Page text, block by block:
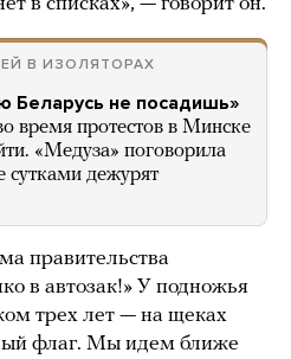
В ИЗОЛЯТОРАХ
Беларусь не посадишь»
время протестов в Минске
«Медуза» поговорила
сутками дежурят
правительства
в автозак!» У подножья
трех лет — на щеках
флаг. Мы идем ближе